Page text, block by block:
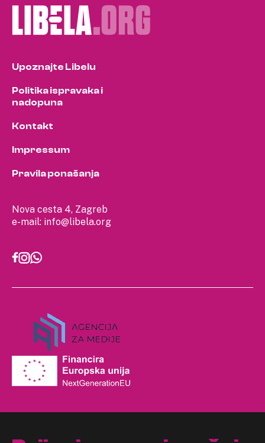
Nova cesta 4, Zagreb
e-mail: info@libela.org
Upoznajte Libelu
Politika ispravaka i
nadopuna
Kontakt
Impressum
Pravila ponašanja